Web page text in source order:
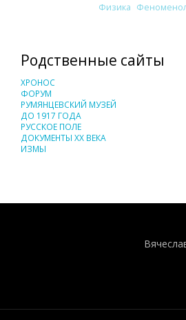
Физика
Родственные сайты
ХРОНОС
ФОРУМ
РУМЯНЦЕВСКИЙ МУЗЕЙ
ДО 1917 ГОДА
РУССКОЕ ПОЛЕ
ДОКУМЕНТЫ XX ВЕКА
ИЗМЫ